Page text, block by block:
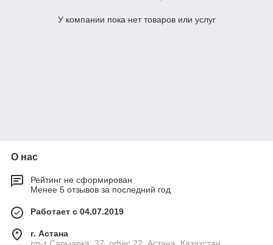
У компании пока нет товаров или услуг
О нас
Рейтинг не сформирован
Менее 5 отзывов за последний год
Работает с 04.07.2019
г. Астана